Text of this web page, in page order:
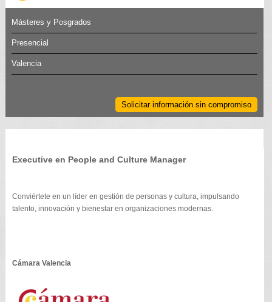
Másteres y Posgrados
Presencial
Valencia
Solicitar información sin compromiso
Executive en People and Culture Manager
Conviértete en un líder en gestión de personas y cultura, impulsando
talento, innovación y bienestar en organizaciones modernas.
Cámara Valencia